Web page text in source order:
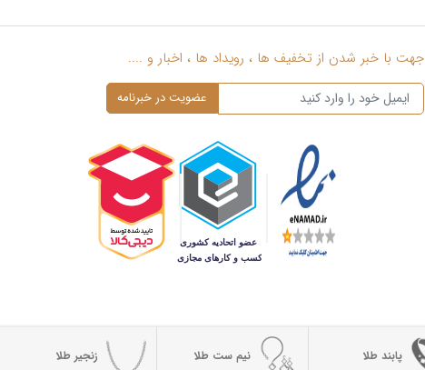
جهت با خبر شدن از تخفیف ها ، رویداد ها ، اخبار و ....
پابند طلا نیم ست طلا زنجیر طلا